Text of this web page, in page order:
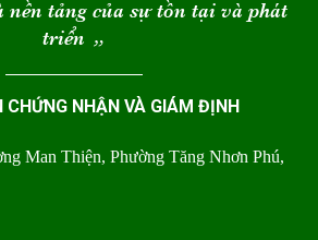
nền tảng của sự tồn tại và phát
triển “
CHỨNG NHẬN VÀ GIÁM ĐỊNH
Man Thiện, Phường Tăng Nhơn Phú,